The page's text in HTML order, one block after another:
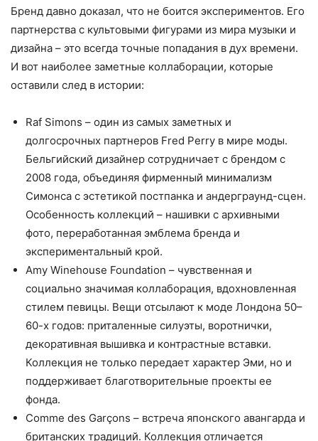
Бренд давно доказал, что не боится экспериментов. Его
партнерства с культовыми фигурами из мира музыки и
дизайна – это всегда точные попадания в дух времени.
И вот наиболее заметные коллаборации, которые
оставили след в истории:
Raf Simons – один из самых заметных и
долгосрочных партнеров Fred Perry в мире моды.
Бельгийский дизайнер сотрудничает с брендом с
2008 года, объединяя фирменный минимализм
Симонса с эстетикой постпанка и андерграунд-сцен.
Особенность коллекций – нашивки с архивными
фото, переработанная эмблема бренда и
экспериментальный крой.
Amy Winehouse Foundation – чувственная и
социально значимая коллаборация, вдохновленная
стилем певицы. Вещи отсылают к моде Лондона 50–
60-х годов: приталенные силуэты, воротнички,
декоративная вышивка и контрастные вставки.
Коллекция не только передает характер Эми, но и
поддерживает благотворительные проекты ее
фонда.
Comme des Garçons – встреча японского авангарда и
британских традиций. Коллекция отличается